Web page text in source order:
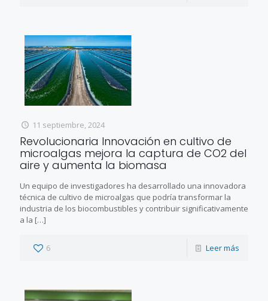
11 septiembre, 2024
Revolucionaria Innovación en cultivo de
microalgas mejora la captura de CO2 del
aire y aumenta la biomasa
Un equipo de investigadores ha desarrollado una innovadora
técnica de cultivo de microalgas que podría transformar la
industria de los biocombustibles y contribuir significativamente
a la […]
6 Leer más